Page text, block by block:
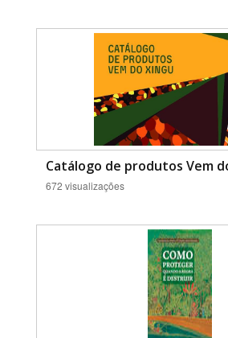
Catálogo de produtos Vem
672 visualizações